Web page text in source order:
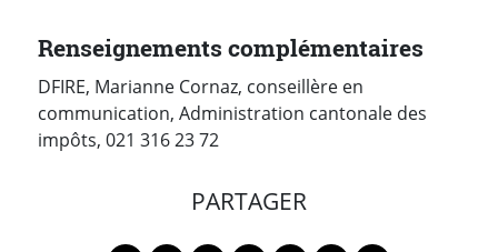
Renseignements complémentaires
DFIRE, Marianne Cornaz, conseillère en
communication, Administration cantonale des
impôts, 021 316 23 72
PARTAGER